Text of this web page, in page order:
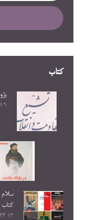
کتاب
9 months ago
کتاب
13 May, 2024